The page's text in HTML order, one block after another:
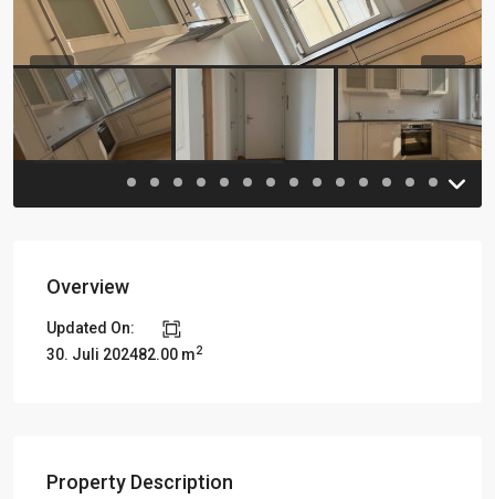
Previous
Overview
Updated On:
30. Juli 202482.00 m2
Property Description